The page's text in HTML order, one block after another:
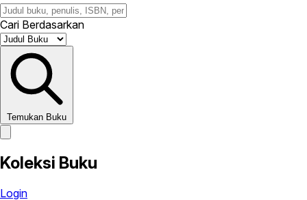
Cari Berdasarkan
Temukan Buku
Koleksi Buku
Login